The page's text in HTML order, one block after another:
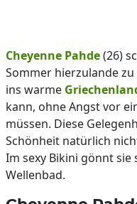
Cheyenne Pahde(26)
Sommer hierzulande
ins warme
kann, ohne Angst vor
müssen. Diese
Schönheit natürlich
Im sexy Bikini gönnt sie
Wellenbad.